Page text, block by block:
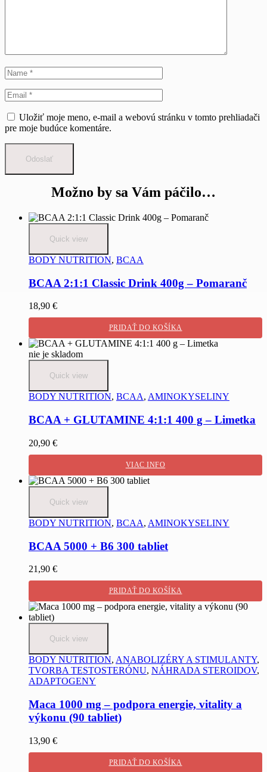
Uložiť moje meno, e-mail a webovú stránku v tomto prehliadači
pre moje budúce komentáre.
Odoslať
Možno by sa Vám páčilo…
Quick view
BODY NUTRITION, BCAA
BCAA 2:1:1 Classic Drink 400g – Pomaranč
18,90 €
PRIDAŤ DO KOŠÍKA
nie je skladom
Quick view
BODY NUTRITION, BCAA, AMINOKYSELINY
BCAA + GLUTAMINE 4:1:1 400 g – Limetka
20,90 €
VIAC INFO
Quick view
BODY NUTRITION, BCAA, AMINOKYSELINY
BCAA 5000 + B6 300 tabliet
21,90 €
PRIDAŤ DO KOŠÍKA
Quick view
BODY NUTRITION, ANABOLIZÉRY A STIMULANTY,
TVORBA TESTOSTERÓNU, NÁHRADA STEROIDOV,
ADAPTOGENY
Maca 1000 mg – podpora energie, vitality a
výkonu (90 tabliet)
13,90 €
PRIDAŤ DO KOŠÍKA